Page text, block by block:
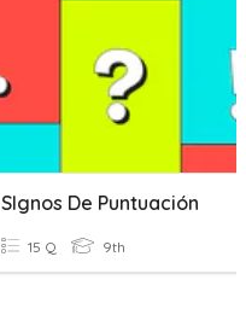
SIgnos De Puntuación
15 Q 9th